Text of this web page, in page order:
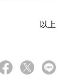
以上